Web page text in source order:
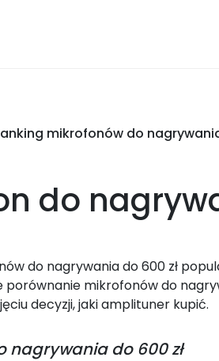
mikrofonów do
do
do nagrywania do 600 zł
porównanie mikrofonów do
decyzji, jaki amplituner kupić.
nagrywania do 600 zł